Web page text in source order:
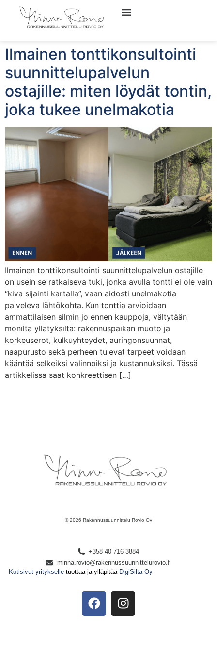
Ilmainen tonttikonsultointi
suunnittelupalvelun
ostajille: miten löydät tontin,
joka tukee unelmakotia
Ilmainen tonttikonsultointi suunnittelupalvelun ostajille
on usein se ratkaiseva tuki, jonka avulla tontti ei ole vain
“kiva sijainti kartalla”, vaan aidosti unelmakotia
palveleva lähtökohta. Kun tonttia arvioidaan
ammattilaisen silmin jo ennen kauppoja, vältytään
monilta yllätyksiltä: rakennuspaikan muoto ja
korkeuserot, kulkuyhteydet, auringonsuunnat,
naapurusto sekä perheen tulevat tarpeet voidaan
kääntää selkeiksi valinnoiksi ja kustannuksiksi. Tässä
artikkelissa saat konkreettisen […]
© 2026 Rakennussuunnittelu Rovio Oy
+358 40 716 3884
minna.rovio@rakennussuunnittelurovio.fi
Kotisivut yritykselletuottaa ja ylläpitää DigiSilta Oy